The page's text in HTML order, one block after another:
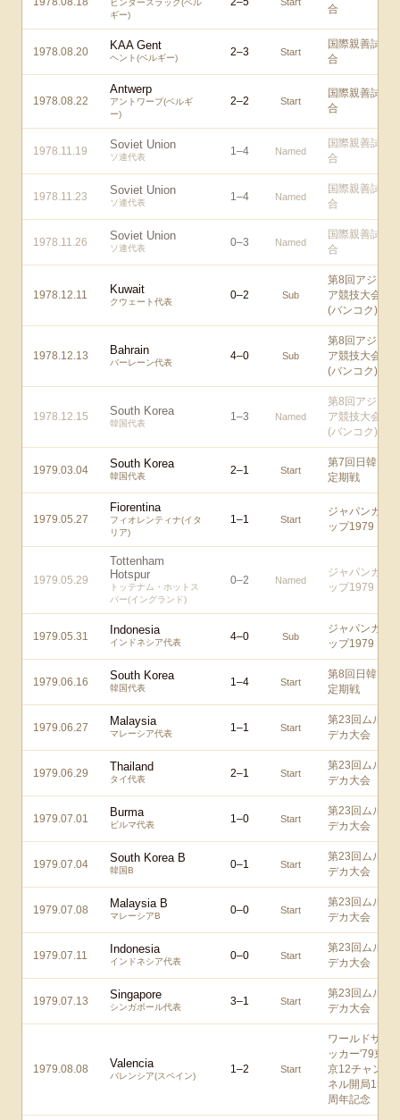
ビンタースラッグ(ベル
ギー)
合
1978.08.20 KAA Gent
ヘント(ベルギー) 2–3 Start
国際親善試
合
1978.08.22
Antwerp
アントワープ(ベルギ
ー)
2–2 Start
国際親善試
合
1978.11.19 Soviet Union
ソ連代表 1–4 Named
国際親善試
合
1978.11.23 Soviet Union
ソ連代表 1–4 Named
国際親善試
合
1978.11.26 Soviet Union
ソ連代表 0–3 Named
国際親善試
合
1978.12.11 Kuwait
クウェート代表
0–2 Sub
第8回アジ
ア競技大会
(バンコク)
1978.12.13 Bahrain
バーレーン代表
4–0 Sub
第8回アジ
ア競技大会
(バンコク)
1978.12.15 South Korea
韓国代表
1–3 Named
第8回アジ
ア競技大会
(バンコク)
1979.03.04 South Korea
韓国代表 2–1 Start
第7回日韓
定期戦
1979.05.27
Fiorentina
フィオレンティナ(イタ
リア)
1–1 Start
ジャパンカ
ップ1979
1979.05.29
Tottenham
Hotspur
トッテナム・ホットス
パー(イングランド)
0–2 Named
ジャパンカ
ップ1979
1979.05.31 Indonesia
インドネシア代表 4–0 Sub
ジャパンカ
ップ1979
1979.06.16 South Korea
韓国代表 1–4 Start
第8回日韓
定期戦
1979.06.27 Malaysia
マレーシア代表 1–1 Start
第23回ムル
デカ大会
1979.06.29 Thailand
タイ代表 2–1 Start
第23回ムル
デカ大会
1979.07.01 Burma
ビルマ代表 1–0 Start
第23回ムル
デカ大会
1979.07.04 South Korea B
韓国B 0–1 Start
第23回ムル
デカ大会
1979.07.08 Malaysia B
マレーシアB 0–0 Start
第23回ムル
デカ大会
1979.07.11 Indonesia
インドネシア代表 0–0 Start
第23回ムル
デカ大会
1979.07.13 Singapore
シンガポール代表 3–1 Start
第23回ムル
デカ大会
1979.08.08 Valencia
バレンシア(スペイン)
1–2 Start
ワールドサ
ッカー'79東
京12チャン
ネル開局15
周年記念